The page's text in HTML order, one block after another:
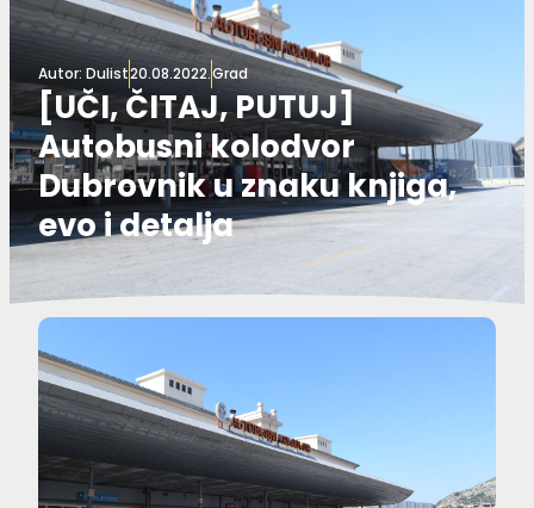
Autor: Dulist20.08.2022.Grad
[UČI, ČITAJ, PUTUJ]
Autobusni kolodvor
Dubrovnik u znaku knjiga,
evo i detalja